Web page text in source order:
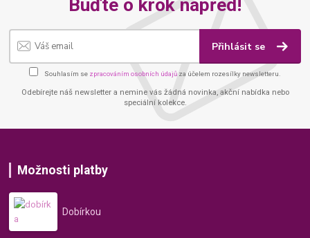
Buďte o krok napřed!
Přihlásit se
Souhlasím se zpracováním osobních údajů za účelem rozesílky newsletteru.
Odebírejte náš newsletter a nemine vás žádná novinka, akční nabídka nebo
speciální kolekce.
Možnosti platby
Dobírkou